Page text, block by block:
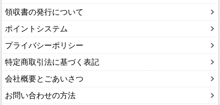
領収書の発行について
ポイントシステム
プライバシーポリシー
特定商取引法に基づく表記
会社概要とごあいさつ
お問い合わせの方法